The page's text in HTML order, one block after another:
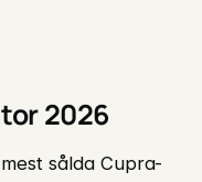
2026
sålda Cupra-